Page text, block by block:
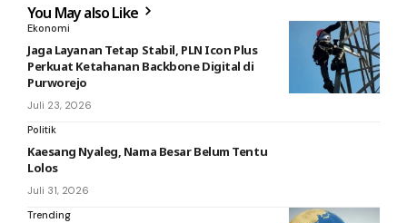
You May also Like
Ekonomi
Jaga Layanan Tetap Stabil, PLN Icon Plus
Perkuat Ketahanan Backbone Digital di
Purworejo
Juli 23, 2026
Politik
Kaesang Nyaleg, Nama Besar Belum Tentu
Lolos
Juli 31, 2026
Trending